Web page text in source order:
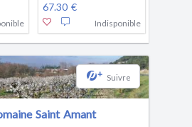
67.30 €
Indisponible
+ Suivre
Saint Amant